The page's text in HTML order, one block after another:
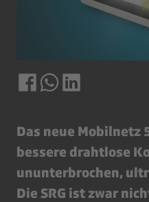
Das neue Mobilnetz
bessere drahtlose
ununterbrochen,
Die SRG ist zwar